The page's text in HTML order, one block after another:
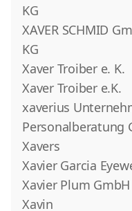
KG
XAVER SCHMID
KG
Xaver Troiber e. K.
Xaver Troiber e.K.
xaverius
Personalberatung
Xavers
Xavier Garcia
Xavier Plum GmbH
Xavin